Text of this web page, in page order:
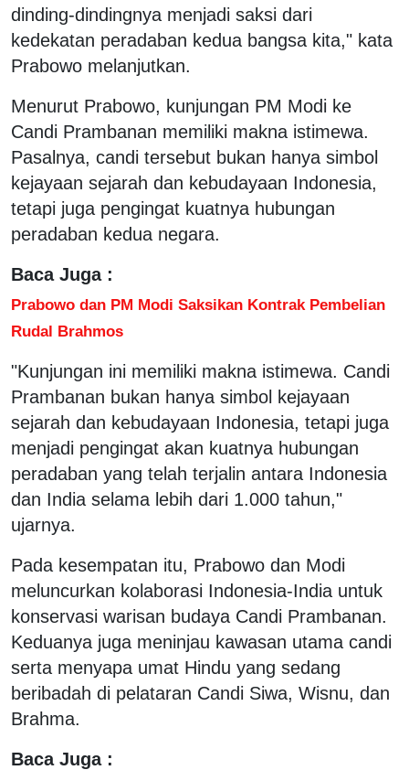
dinding-dindingnya menjadi saksi dari
kedekatan peradaban kedua bangsa kita," kata
Prabowo melanjutkan.
Menurut Prabowo, kunjungan PM Modi ke
Candi Prambanan memiliki makna istimewa.
Pasalnya, candi tersebut bukan hanya simbol
kejayaan sejarah dan kebudayaan Indonesia,
tetapi juga pengingat kuatnya hubungan
peradaban kedua negara.
Baca Juga :
Prabowo dan PM Modi Saksikan Kontrak Pembelian
Rudal Brahmos
"Kunjungan ini memiliki makna istimewa. Candi
Prambanan bukan hanya simbol kejayaan
sejarah dan kebudayaan Indonesia, tetapi juga
menjadi pengingat akan kuatnya hubungan
peradaban yang telah terjalin antara Indonesia
dan India selama lebih dari 1.000 tahun,"
ujarnya.
Pada kesempatan itu, Prabowo dan Modi
meluncurkan kolaborasi Indonesia-India untuk
konservasi warisan budaya Candi Prambanan.
Keduanya juga meninjau kawasan utama candi
serta menyapa umat Hindu yang sedang
beribadah di pelataran Candi Siwa, Wisnu, dan
Brahma.
Baca Juga :